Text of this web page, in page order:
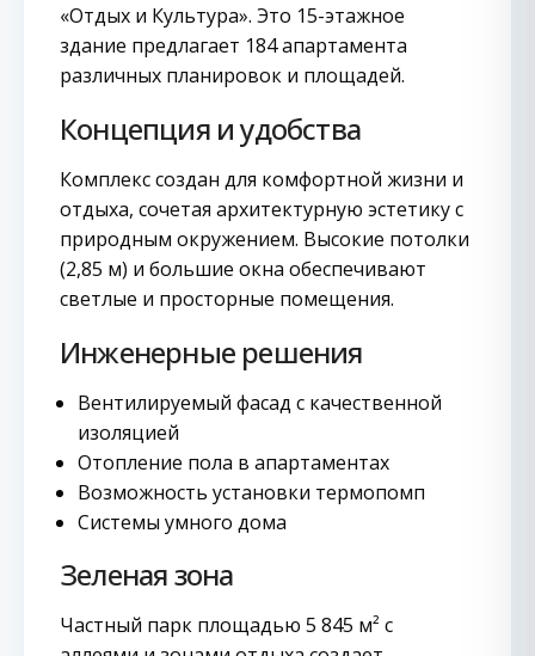
«Отдых и Культура». Это 15-этажное
здание предлагает 184 апартамента
различных планировок и площадей.
Концепция и удобства
Комплекс создан для комфортной жизни и
отдыха, сочетая архитектурную эстетику с
природным окружением. Высокие потолки
(2,85 м) и большие окна обеспечивают
светлые и просторные помещения.
Инженерные решения
Вентилируемый фасад с качественной
изоляцией
Отопление пола в апартаментах
Возможность установки термопомп
Системы умного дома
Зеленая зона
Частный парк площадью 5 845 м² с